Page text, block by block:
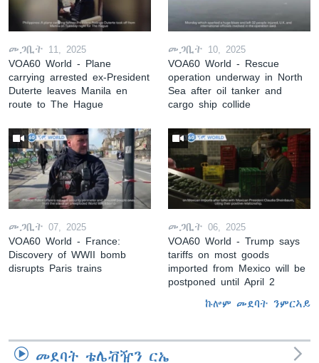
መጋቢት 11, 2025
VOA60 World - Plane
carrying arrested ex-President
Duterte leaves Manila en
route to The Hague
መጋቢት 10, 2025
VOA60 World - Rescue
operation underway in North
Sea after oil tanker and
cargo ship collide
መጋቢት 07, 2025
VOA60 World - France:
Discovery of WWII bomb
disrupts Paris trains
መጋቢት 06, 2025
VOA60 World - Trump says
tariffs on most goods
imported from Mexico will be
postponed until April 2
ኩሎም መደባት ንምርኣይ
መደባት ቴሌቭዥን ርኤ